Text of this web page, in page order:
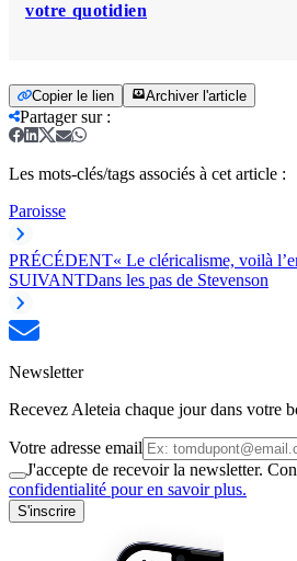
votre quotidien
Copier le lien Archiver l'article
Partager sur:
Les mots-clés/tags associés à cet article :
Paroisse
PRÉCÉDENT« Le cléricalisme, voilà
SUIVANTDans les pas de Stevenson
Newsletter
Recevez Aleteia chaque jour dans votre
Votre adresse email
J'accepte de recevoir la newsletter.
confidentialité pour en savoir plus.
S'inscrire